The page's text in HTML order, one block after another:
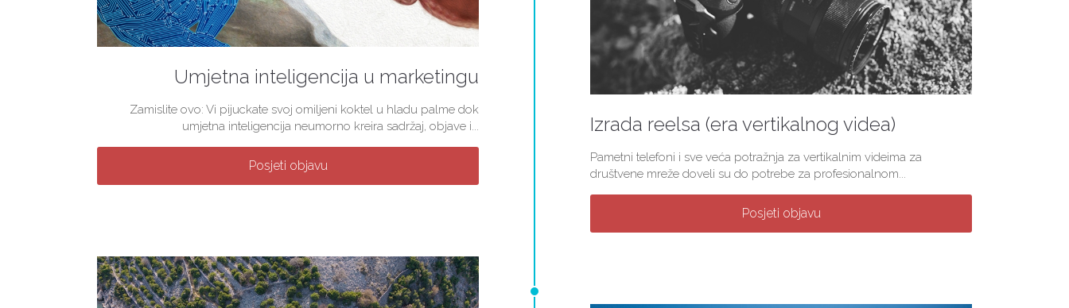
Umjetna inteligencija u marketingu
Zamislite ovo: Vi pijuckate svoj omiljeni koktel u hladu palme dok
umjetna inteligencija neumorno kreira sadržaj, objave i...
Posjeti objavu
Izrada reelsa (era vertikalnog videa)
Pametni telefoni i sve veća potražnja za vertikalnim videima za
društvene mreže doveli su do potrebe za profesionalnom...
Posjeti objavu